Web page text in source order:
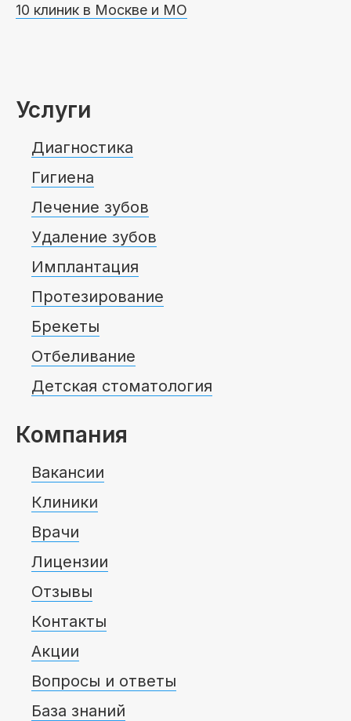
10 клиник в Москве и МО
Услуги
Диагностика
Гигиена
Лечение зубов
Удаление зубов
Имплантация
Протезирование
Брекеты
Отбеливание
Детская стоматология
Компания
Вакансии
Клиники
Врачи
Лицензии
Отзывы
Контакты
Акции
Вопросы и ответы
База знаний